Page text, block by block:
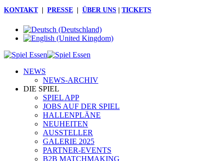
KONTAKT| PRESSE ÜBER UNS TICKETS
NEWS
NEWS-ARCHIV
DIE SPIEL
SPIEL APP
JOBS AUF DER SPIEL
HALLENPLÄNE
NEUHEITEN
AUSSTELLER
GALERIE 2025
PARTNER-EVENTS
B2B MATCHMAKING